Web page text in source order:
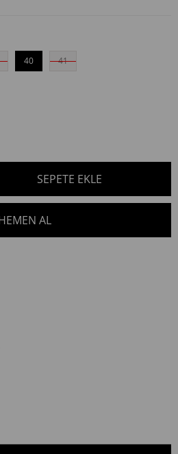
40 41